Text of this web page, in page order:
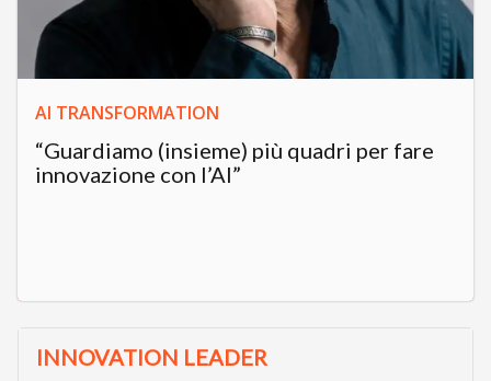
AI TRANSFORMATION
“Guardiamo (insieme) più quadri per fare
innovazione con l’AI”
INNOVATION LEADER